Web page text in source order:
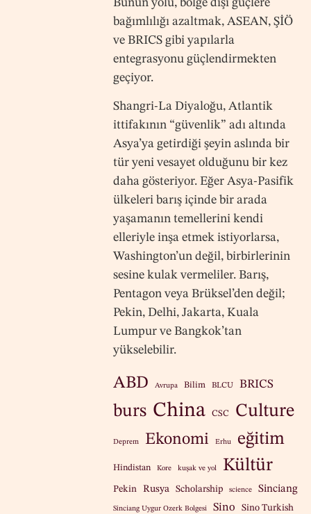
Bunun yolu, bölge dışı güçlere
bağımlılığı azaltmak, ASEAN, ŞİÖ
ve BRICS gibi yapılarla
entegrasyonu güçlendirmekten
geçiyor.
Shangri-La Diyaloğu, Atlantik
ittifakının “güvenlik” adı altında
Asya’ya getirdiği şeyin aslında bir
tür yeni vesayet olduğunu bir kez
daha gösteriyor. Eğer Asya-Pasifik
ülkeleri barış içinde bir arada
yaşamanın temellerini kendi
elleriyle inşa etmek istiyorlarsa,
Washington’un değil, birbirlerinin
sesine kulak vermeliler. Barış,
Pentagon veya Brüksel’den değil;
Pekin, Delhi, Jakarta, Kuala
Lumpur ve Bangkok’tan
yükselebilir.
ABD Avrupa Bilim BLCU BRICS
burs China CSC Culture
Deprem Ekonomi Erhu eğitim
Hindistan Kore kuşak ve yol Kültür
Pekin Rusya Scholarship science Sinciang
Sinciang Uygur Ozerk Bolgesi Sino Sino Turkish